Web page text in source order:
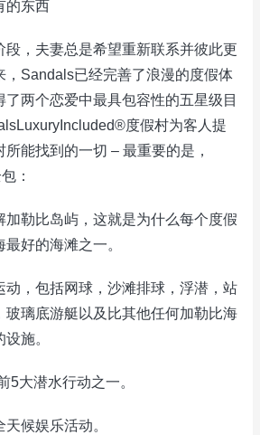
的东西
段，夫妻总是希望重新联系并彼此更
，Sandals已经完善了浪漫的度假体
两个恋爱中最具包容性的五星级目
度假村为客人提
能找到的一切 – 最重要的是，
：
加勒比岛屿，这就是为什么每个度假
好的海滩之一。
动，包括网球，沙滩排球，浮潜，站
玻璃底游艇以及比其他任何加勒比海
施。
5大潜水行动之一。
候娱乐活动。